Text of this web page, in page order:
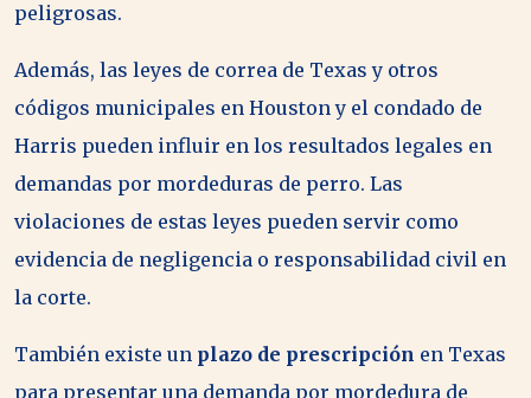
peligrosas.
Además, las leyes de correa de Texas y otros
códigos municipales en Houston y el condado de
Harris pueden influir en los resultados legales en
demandas por mordeduras de perro. Las
violaciones de estas leyes pueden servir como
evidencia de negligencia o responsabilidad civil en
la corte.
También existe un plazo de prescripción en Texas
para presentar una demanda por mordedura de